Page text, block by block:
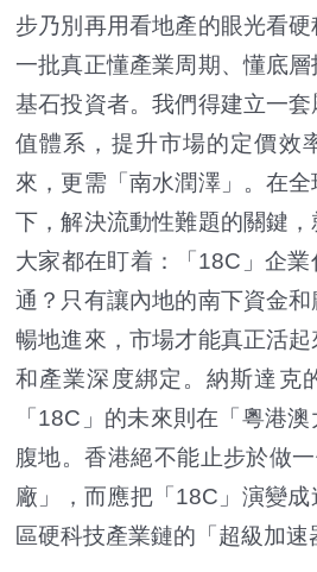
步乃別再用看地產的眼光看
一批真正懂產業周期、懂底
基石投資者。我們得建立一
值體系，提升市場的定價效
來，更需「南水潤澤」。在
下，解決流動性難題的關鍵，
大家都在盯着：「18C」企
通？只有讓內地的南下資金
暢地進來，市場才能真正活
和產業深度綁定。納斯達克
「18C」的未來則在「粵港
腹地。香港絕不能止步於做
廠」，而應把「18C」演變
區硬科技產業鏈的「超級加速